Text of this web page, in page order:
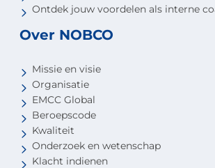
Ontdek jouw voordelen als interne
Over NOBCO
Missie en visie
Organisatie
EMCC Global
Beroepscode
Kwaliteit
Onderzoek en wetenschap
Klacht indienen